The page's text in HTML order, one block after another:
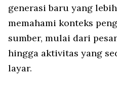
generasi baru yang
memahami konteks
sumber, mulai dari
hingga aktivitas yang
layar.